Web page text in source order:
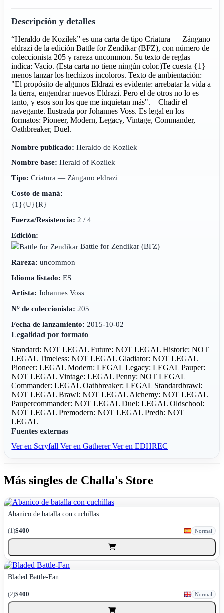
Descripción y detalles
“Heraldo de Kozilek” es una carta de tipo Criatura — Zángano
eldrazi de la edición Battle for Zendikar (BFZ), con número de
coleccionista 205 y rareza uncommon. Su texto de reglas
indica: Vacío. (Esta carta no tiene ningún color.)Te cuesta {1}
menos lanzar los hechizos incoloros. Texto de ambientación:
"El propósito de algunos Eldrazi es evidente: arrebatar la vida a
la tierra, engendrar nuevos Eldrazi. Pero el de otros no lo es
tanto, y esos son los que me inquietan más".—Chadir el
navegante. Ilustrada por Johannes Voss. Es legal en los
formatos: Pioneer, Modern, Legacy, Vintage, Commander,
Oathbreaker, Duel.
Nombre publicado: Heraldo de Kozilek
Nombre base: Herald of Kozilek
Tipo: Criatura — Zángano eldrazi
Costo de maná:
{1}{U}{R}
Fuerza/Resistencia: 2 / 4
Edición:
Battle for Zendikar(BFZ)
Rareza: uncommon
Idioma listado: ES
Artista: Johannes Voss
N° de coleccionista: 205
Fecha de lanzamiento: 2015-10-02
Legalidad por formato
Standard: NOT LEGALFuture: NOT LEGALHistoric: NOT
LEGALTimeless: NOT LEGALGladiator: NOT LEGAL
Pioneer: LEGALModern: LEGALLegacy: LEGALPauper:
NOT LEGALVintage: LEGALPenny: NOT LEGAL
Commander: LEGALOathbreaker: LEGAL Standardbrawl:
NOT LEGALBrawl: NOT LEGAL Alchemy: NOT LEGAL
Paupercommander: NOT LEGALDuel: LEGALOldschool:
NOT LEGALPremodern: NOT LEGALPredh: NOT
LEGAL
Fuentes externas
Ver en ScryfallVer en GathererVer en EDHREC
Más singles de Challa's Store
Abanico de batalla con cuchillas
(1)$400 Normal
Bladed Battle-Fan
(2)$400 Normal